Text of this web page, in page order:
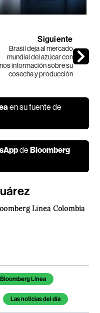
Siguiente
Brasil deja al mercado
mundial del azúcar con
información sobre su
cosecha y producción
en su fuente de
deBloomberg
Línea Colombia
Bloomberg Línea
Las noticias del día